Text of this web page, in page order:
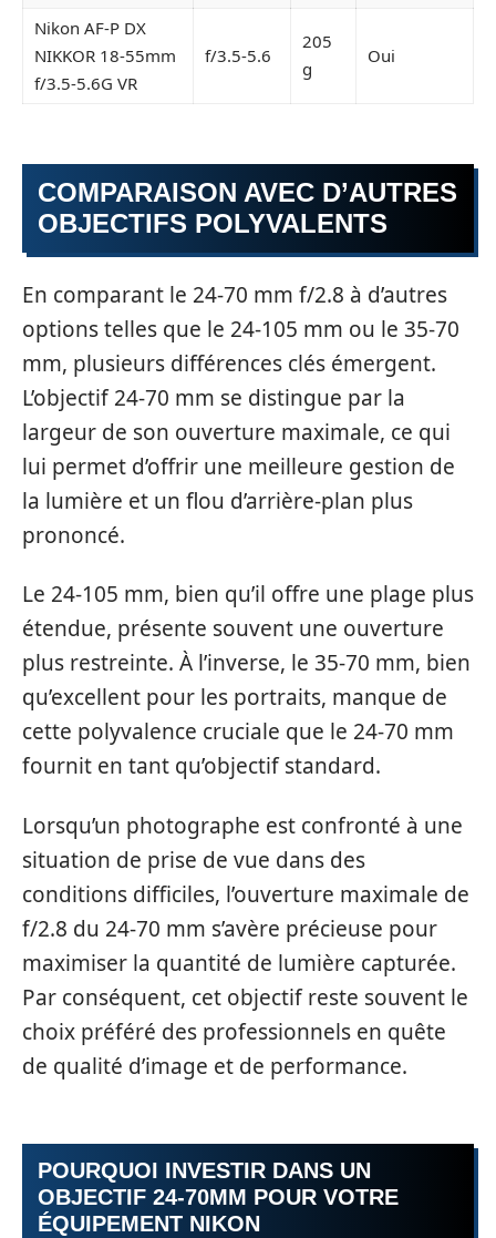
Nikon AF-P DX
NIKKOR 18-55mm
f/3.5-5.6G VR
f/3.5-5.6
205
g
Oui
COMPARAISON AVEC D’AUTRES
OBJECTIFS POLYVALENTS
En comparant le 24-70 mm f/2.8 à d’autres
options telles que le 24-105 mm ou le 35-70
mm, plusieurs différences clés émergent.
L’objectif 24-70 mm se distingue par la
largeur de son ouverture maximale, ce qui
lui permet d’offrir une meilleure gestion de
la lumière et un flou d’arrière-plan plus
prononcé.
Le 24-105 mm, bien qu’il offre une plage plus
étendue, présente souvent une ouverture
plus restreinte. À l’inverse, le 35-70 mm, bien
qu’excellent pour les portraits, manque de
cette polyvalence cruciale que le 24-70 mm
fournit en tant qu’objectif standard.
Lorsqu’un photographe est confronté à une
situation de prise de vue dans des
conditions difficiles, l’ouverture maximale de
f/2.8 du 24-70 mm s’avère précieuse pour
maximiser la quantité de lumière capturée.
Par conséquent, cet objectif reste souvent le
choix préféré des professionnels en quête
de qualité d’image et de performance.
POURQUOI INVESTIR DANS UN
OBJECTIF 24-70MM POUR VOTRE
ÉQUIPEMENT NIKON